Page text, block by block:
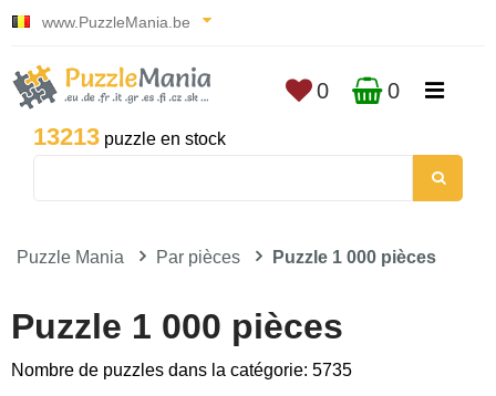
www.PuzzleMania.be
13213 puzzle en stock
0 0
Puzzle Mania Par pièces Puzzle 1 000 pièces
Puzzle 1 000 pièces
Nombre de puzzles dans la catégorie: 5735